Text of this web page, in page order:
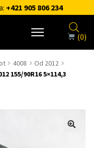
+421 905 806 234
(0)
4008
Od 2012
155/90R16 5×114,3